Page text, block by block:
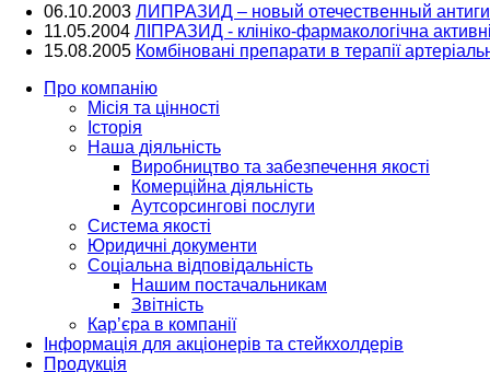
06.10.2003 ЛИПРАЗИД – новый отечественный
11.05.2004 ЛІПРАЗИД - клініко-фармакологічна
15.08.2005 Комбіновані препарати в терапії
Про компанію
Місія та цінності
Історія
Наша діяльність
Виробництво та забезпечення якості
Комерційна діяльність
Аутсорсингові послуги
Система якості
Юридичні документи
Соціальна відповідальність
Нашим постачальникам
Звітність
Кар’єра в компанії
Інформація для акціонерів та стейкхолдерів
Продукція